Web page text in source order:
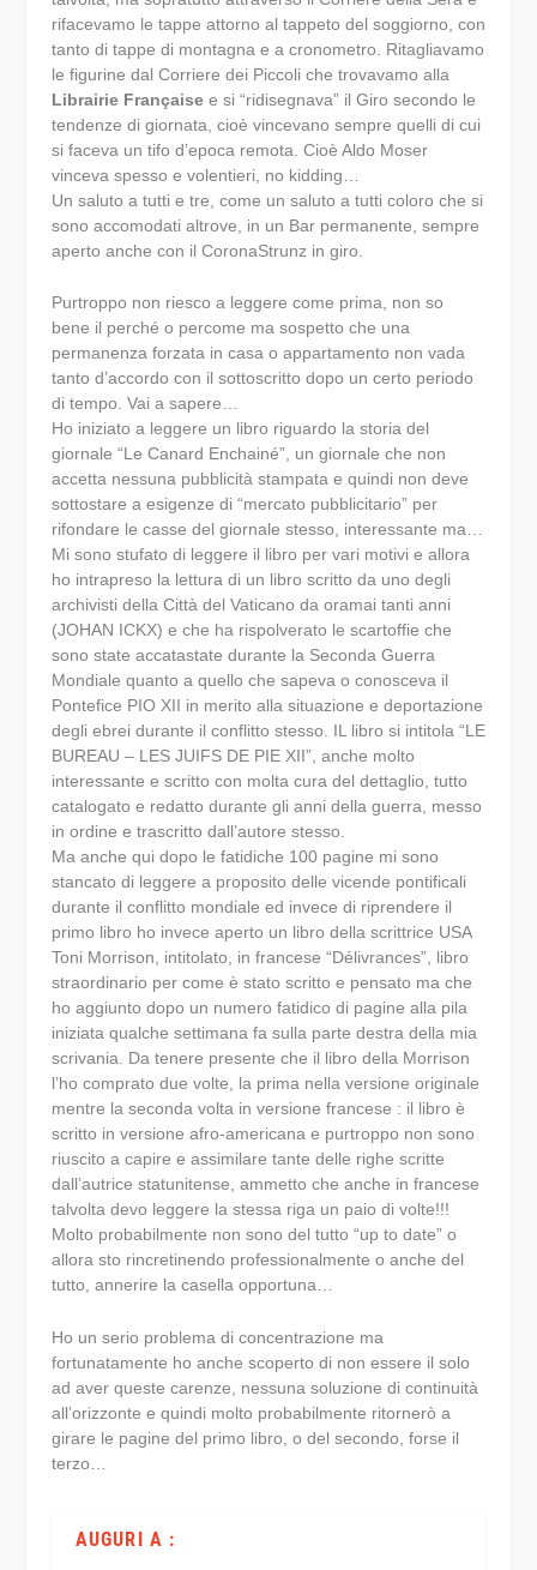
rifacevamo le tappe attorno al tappeto del soggiorno, con
tanto di tappe di montagna e a cronometro. Ritagliavamo
le figurine dal Corriere dei Piccoli che trovavamo alla
Librairie Françaisee si “ridisegnava” il Giro secondo le
tendenze di giornata, cioè vincevano sempre quelli di cui
si faceva un tifo d’epoca remota. Cioè Aldo Moser
vinceva spesso e volentieri, no kidding…
Un saluto a tutti e tre, come un saluto a tutti coloro che si
sono accomodati altrove, in un Bar permanente, sempre
aperto anche con il CoronaStrunz in giro.
Purtroppo non riesco a leggere come prima, non so
bene il perché o percome ma sospetto che una
permanenza forzata in casa o appartamento non vada
tanto d’accordo con il sottoscritto dopo un certo periodo
di tempo. Vai a sapere…
Ho iniziato a leggere un libro riguardo la storia del
giornale “Le Canard Enchainé”, un giornale che non
accetta nessuna pubblicità stampata e quindi non deve
sottostare a esigenze di “mercato pubblicitario” per
rifondare le casse del giornale stesso, interessante ma…
Mi sono stufato di leggere il libro per vari motivi e allora
ho intrapreso la lettura di un libro scritto da uno degli
archivisti della Città del Vaticano da oramai tanti anni
(JOHAN ICKX) e che ha rispolverato le scartoffie che
sono state accatastate durante la Seconda Guerra
Mondiale quanto a quello che sapeva o conosceva il
Pontefice PIO XII in merito alla situazione e deportazione
degli ebrei durante il conflitto stesso. IL libro si intitola “LE
BUREAU – LES JUIFS DE PIE XII”, anche molto
interessante e scritto con molta cura del dettaglio, tutto
catalogato e redatto durante gli anni della guerra, messo
in ordine e trascritto dall’autore stesso.
Ma anche qui dopo le fatidiche 100 pagine mi sono
stancato di leggere a proposito delle vicende pontificali
durante il conflitto mondiale ed invece di riprendere il
primo libro ho invece aperto un libro della scrittrice USA
Toni Morrison, intitolato, in francese “Délivrances”, libro
straordinario per come è stato scritto e pensato ma che
ho aggiunto dopo un numero fatidico di pagine alla pila
iniziata qualche settimana fa sulla parte destra della mia
scrivania. Da tenere presente che il libro della Morrison
l’ho comprato due volte, la prima nella versione originale
mentre la seconda volta in versione francese : il libro è
scritto in versione afro-americana e purtroppo non sono
riuscito a capire e assimilare tante delle righe scritte
dall’autrice statunitense, ammetto che anche in francese
talvolta devo leggere la stessa riga un paio di volte!!!
Molto probabilmente non sono del tutto “up to date” o
allora sto rincretinendo professionalmente o anche del
tutto, annerire la casella opportuna…
Ho un serio problema di concentrazione ma
fortunatamente ho anche scoperto di non essere il solo
ad aver queste carenze, nessuna soluzione di continuità
all’orizzonte e quindi molto probabilmente ritornerò a
girare le pagine del primo libro, o del secondo, forse il
terzo…
AUGURI A :